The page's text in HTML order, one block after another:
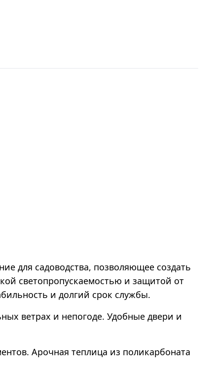
для садоводства, позволяющее создать
светопропускаемостью и защитой от
и долгий срок службы.
ветрах и непогоде. Удобные двери и
Арочная теплица из поликарбоната